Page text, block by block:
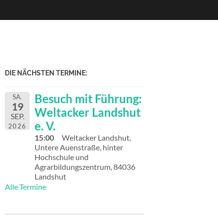
DIE NÄCHSTEN TERMINE:
SA.
19
SEP.
2026
Besuch mit Führung:
Weltacker Landshut
e. V.
15:00
Weltacker Landshut,
Untere Auenstraße, hinter
Hochschule und
Agrarbildungszentrum, 84036
Landshut
Alle Termine